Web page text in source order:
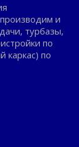
и
турбазы,
по
каркас) по